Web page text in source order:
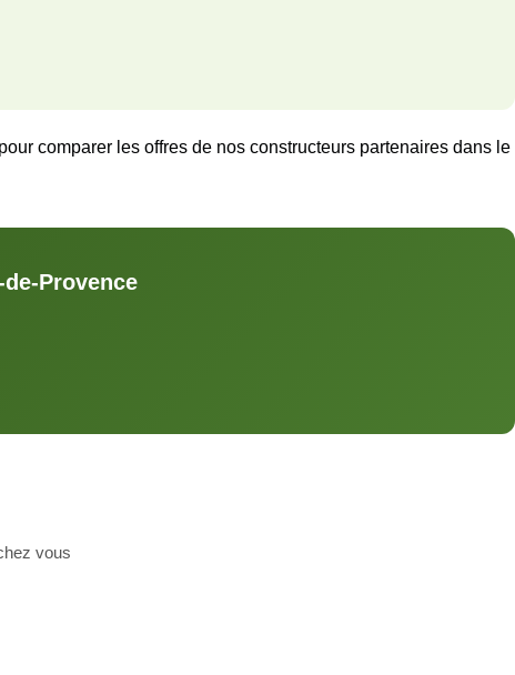
comparer les offres de nos constructeurs partenaires dans le
Provence
vous